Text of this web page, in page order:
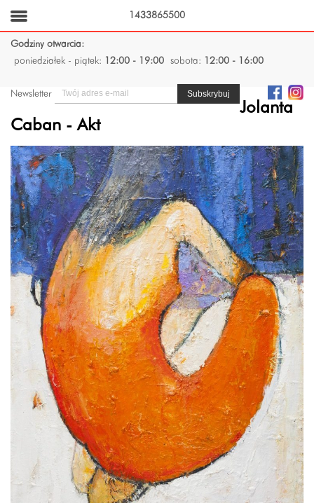
Godziny otwarcia:
poniedziałek - piątek:
12:00 - 19:00 sobota: 12:00 - 16:00
Newsletter
Jolanta
Caban - Akt
1433865500